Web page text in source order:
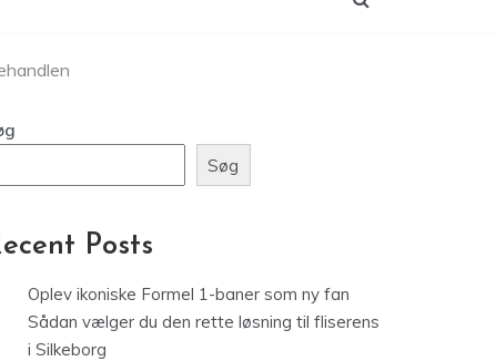
Søg
Posts
Oplev ikoniske Formel 1-baner som ny fan
Sådan vælger du den rette løsning til fliserens
i Silkeborg